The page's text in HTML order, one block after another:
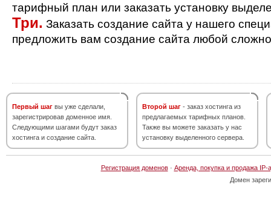
тарифный план или заказать установку
Три. Заказать создание сайта у нашего
предложить вам создание сайта любой
Первый шаг вы уже сделали,
зарегистрировав доменное имя.
Следующими шагами будут заказ
хостинга и создание сайта.
Второй шаг - заказ хостинга из
предлагаемых тарифных планов.
Также вы можете заказать у нас
установку выделенного сервера.
Регистрация доменов· Аренда, покупка и продажа IP-
Домен